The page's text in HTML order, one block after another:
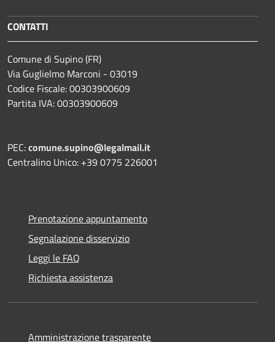
CONTATTI
Comune di Supino (FR)
Via Guglielmo Marconi - 03019
Codice Fiscale: 00303900609
Partita IVA: 00303900609
PEC:comune.supino@legalmail.it
Centralino Unico: +39 0775 226001
Prenotazione appuntamento
Segnalazione disservizio
Leggi le FAQ
Richiesta assistenza
Amministrazione trasparente